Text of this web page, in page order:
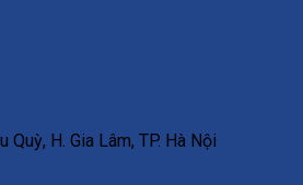
Quỳ, H. Gia Lâm, TP. Hà Nội